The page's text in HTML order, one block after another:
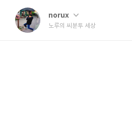
norux
노루의 씨분투 세상